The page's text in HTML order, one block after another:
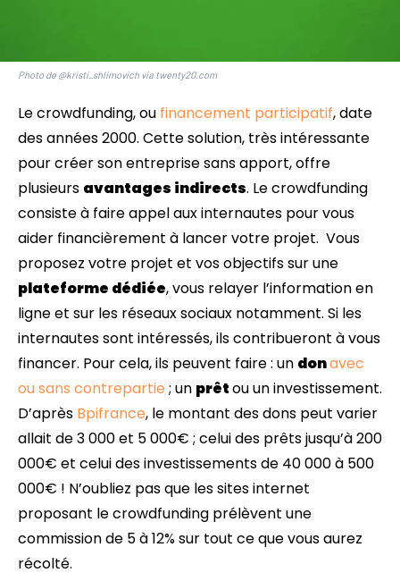
Photo de @kristi_shlimovich via twenty20.com
Le crowdfunding, ou financement participatif, date
des années 2000. Cette solution, très intéressante
pour créer son entreprise sans apport, offre
plusieurs avantages indirects. Le crowdfunding
consiste à faire appel aux internautes pour vous
aider financièrement à lancer votre projet. Vous
proposez votre projet et vos objectifs sur une
plateforme dédiée, vous relayer l’information en
ligne et sur les réseaux sociaux notamment. Si les
internautes sont intéressés, ils contribueront à vous
financer. Pour cela, ils peuvent faire : un donavec
ou sans contrepartie ; un prêtou un investissement.
D’après Bpifrance, le montant des dons peut varier
allait de 3 000 et 5 000€ ; celui des prêts jusqu’à 200
000€ et celui des investissements de 40 000 à 500
000€ ! N’oubliez pas que les sites internet
proposant le crowdfunding prélèvent une
commission de 5 à 12% sur tout ce que vous aurez
récolté.